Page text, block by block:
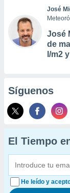
José
José
de
l/m2
Síguenos
El Tiempo
He leído y